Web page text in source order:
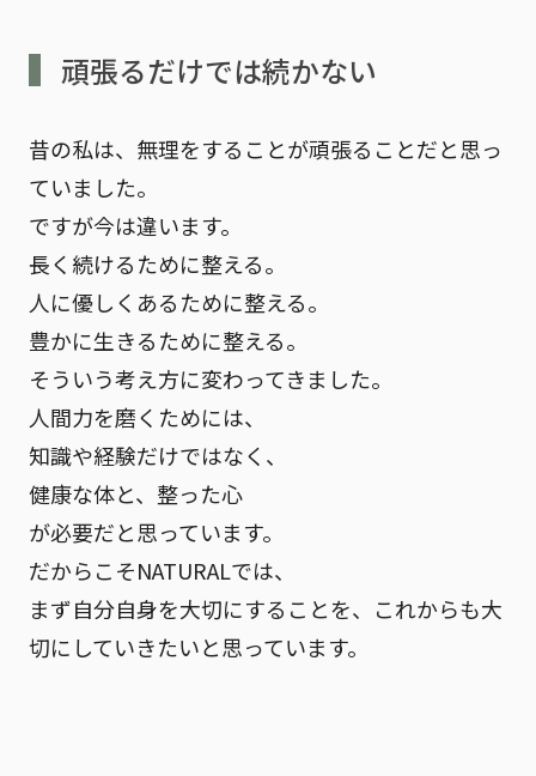
頑張るだけでは続かない
昔の私は、無理をすることが頑張ることだと思っ
ていました。
ですが今は違います。
長く続けるために整える。
人に優しくあるために整える。
豊かに生きるために整える。
そういう考え方に変わってきました。
人間力を磨くためには、
知識や経験だけではなく、
健康な体と、整った心
が必要だと思っています。
だからこそNATURALでは、
まず自分自身を大切にすることを、これからも大
切にしていきたいと思っています。